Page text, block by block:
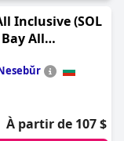
Inclusive (SOL
All
À partir de 107 $